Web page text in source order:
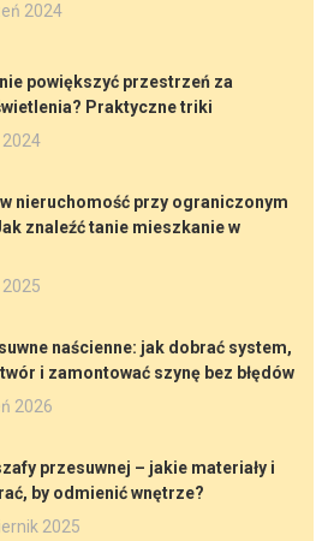
2024
powiększyć przestrzeń za
Praktyczne triki
2024
w nieruchomość przy ograniczonym
znaleźć tanie mieszkanie w
naścienne: jak dobrać system,
i zamontować szynę bez błędów
2026
przesuwnej – jakie materiały i
by odmienić wnętrze?
2025